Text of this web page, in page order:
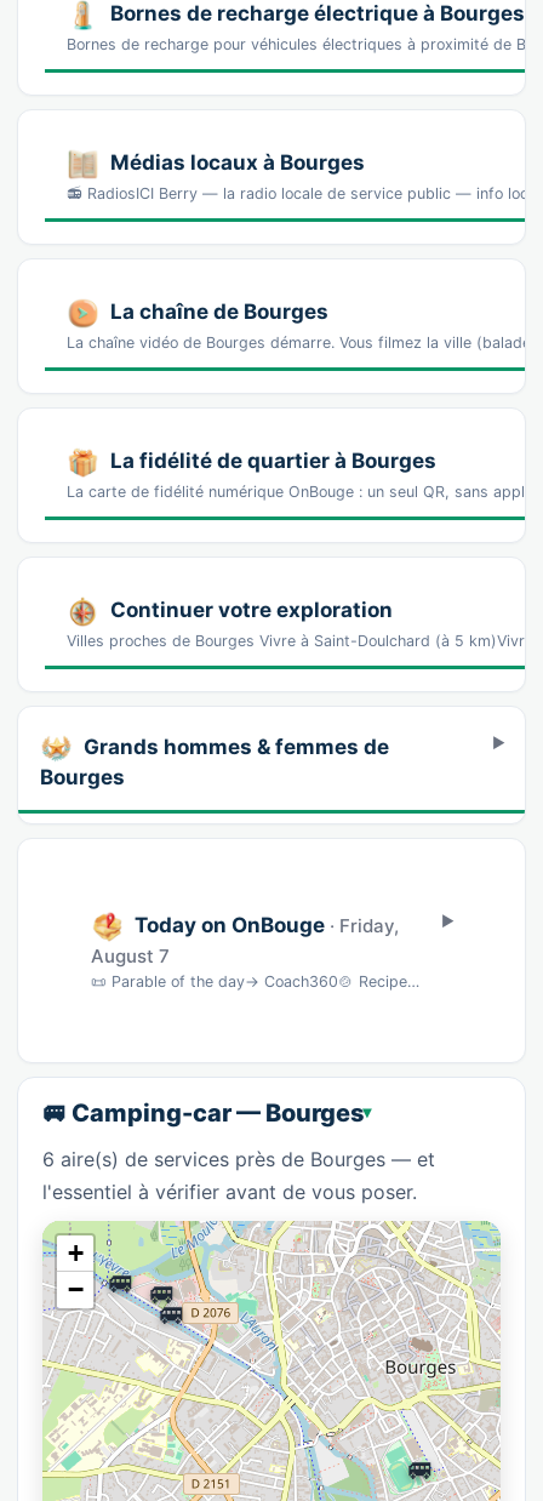
Bornes de recharge électrique à Bourges
Bornes de recharge pour véhicules électriques à proximité de
Médias locaux à Bourges
📻 RadiosICI Berry — la radio locale de service public — info
La chaîne de Bourges
La chaîne vidéo de Bourges démarre. Vous filmez la ville
La fidélité de quartier à Bourges
La carte de fidélité numérique OnBouge : un seul QR, sans appli
Continuer votre exploration
Villes proches de Bourges Vivre à Saint-Doulchard (à 5 km)Vivre
Grands hommes & femmes de
Bourges
Today on OnBouge · Friday,
August 7
📜 Parable of the day→ Coach360🍲 Recipe of the dayFlan maison onctueux & parfumé · 45 min…
🚐 Camping-car — Bourges
6 aire(s) de services près de Bourges — et
l'essentiel à vérifier avant de vous poser.
🚐
🚐
🚐
🚐
+
−